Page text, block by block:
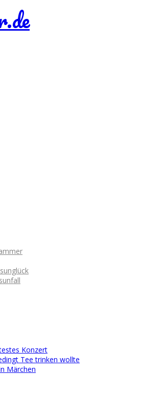
Konzert
Tee trinken wollte
Märchen